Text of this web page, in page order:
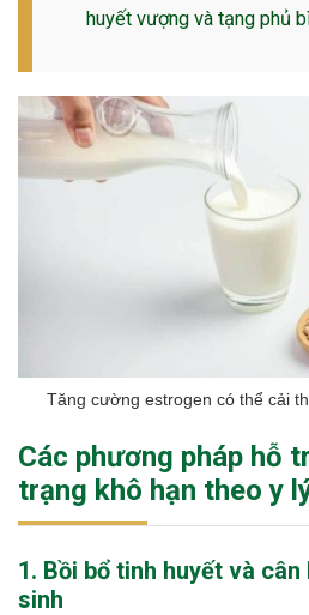
Sau Sinh Có Tự Khỏi
sau sinh là tình trạng viêm da
phổ biến, khiến đôi bàn tay,
của chị em trở nên khô...
huyết vượng và tạng phủ
Tăng cường estrogen có thể cải
Các phương pháp hỗ
trạng khô hạn theo y
1. Bồi bổ tinh huyết và
sinh